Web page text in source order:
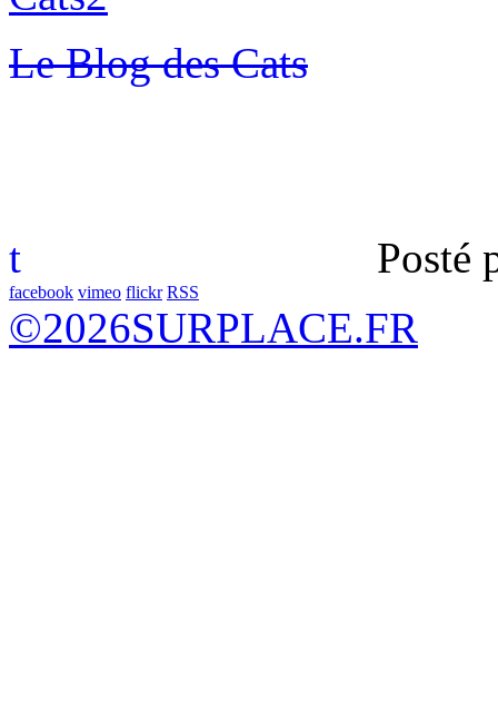
Le Blog des Cats
t Posté
facebook vimeo flickr RSS
©2026SURPLACE.FR